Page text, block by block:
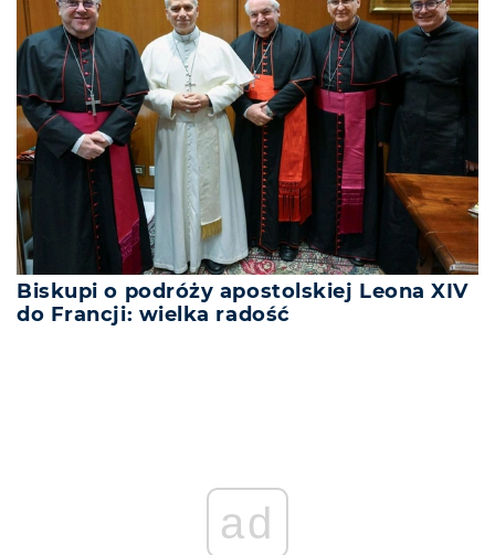
Biskupi o podróży apostolskiej Leona XIV
do Francji: wielka radość
ad